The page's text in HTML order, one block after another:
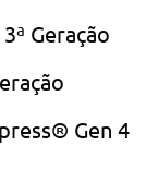
Geração
Gen 4